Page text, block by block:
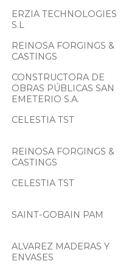
ERZIA TECHNOLOGIES
S.L
REINOSA FORGINGS &
CASTINGS
CONSTRUCTORA DE
OBRAS PÚBLICAS SAN
EMETERIO S.A.
CELESTIA TST
REINOSA FORGINGS &
CASTINGS
CELESTIA TST
SAINT-GOBAIN PAM
ALVAREZ MADERAS Y
ENVASES